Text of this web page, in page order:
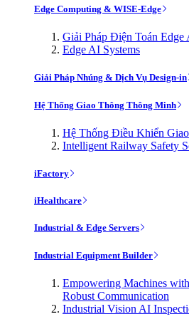
Edge Computing & WISE-Edge
Giải Pháp Điện Toán Edge
Edge AI Systems
Giải Pháp Nhúng & Dịch Vụ Design-in
Hệ Thống Giao Thông Thông Minh
Hệ Thống Điều Khiển
Intelligent Railway Safety
iFactory
iHealthcare
Industrial & Edge Servers
Industrial Equipment Builder
Empowering Machines
Robust Communication
Industrial Vision AI